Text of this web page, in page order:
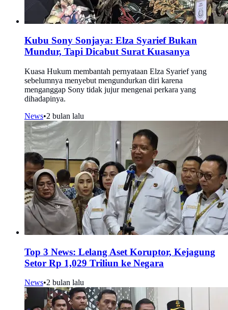
Kubu Sony Sonjaya: Elza Syarief Bukan
Mundur, Tapi Dicabut Surat Kuasanya
Kuasa Hukum membantah pernyataan Elza Syarief yang
sebelumnya menyebut mengundurkan diri karena
menganggap Sony tidak jujur mengenai perkara yang
dihadapinya.
News•2 bulan lalu
Top 3 News: Lelang Aset Koruptor, Kejagung
Setor Rp 1,029 Triliun ke Negara
News•2 bulan lalu